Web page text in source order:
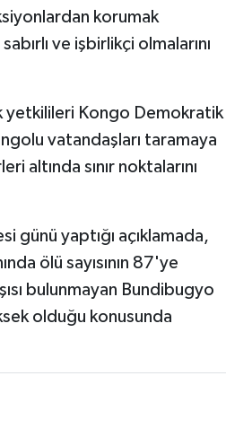
korumak
ve işbirlikçi olmalarını
yetkilileri Kongo Demokratik
vatandaşları taramaya
altında sınır noktalarını
günü yaptığı açıklamada,
ölü sayısının 87'ye
bulunmayan Bundibugyo
olduğu konusunda